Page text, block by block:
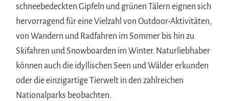
schneebedeckten Gipfeln und grünen Tälern eignen sich
hervorragend für eine Vielzahl von Outdoor-Aktivitäten,
von Wandern und Radfahren im Sommer bis hin zu
Skifahren und Snowboarden im Winter. Naturliebhaber
können auch die idyllischen Seen und Wälder erkunden
oder die einzigartige Tierwelt in den zahlreichen
Nationalparks beobachten.